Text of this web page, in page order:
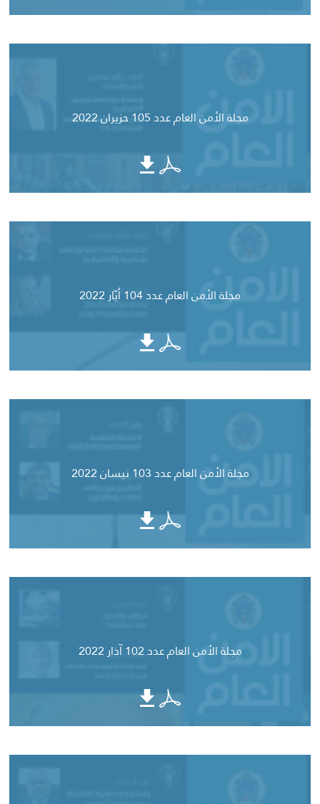
مجلة الأمن العام عدد 105 حزيران 2022
مجلة الأمن العام عدد 104 أيّار 2022
مجلة الأمن العام عدد 103 نيسان 2022
مجلة الأمن العام عدد 102 آذار 2022